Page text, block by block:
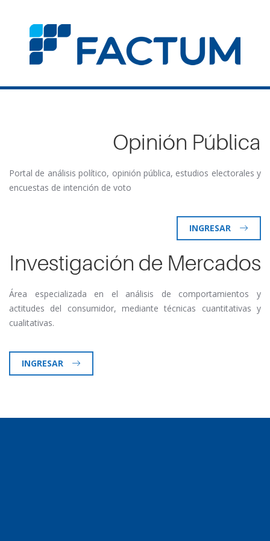
Opinión Pública
Portal de análisis político, opinión pública, estudios electorales y
encuestas de intención de voto
INGRESAR
Investigación de Mercados
Área especializada en el análisis de comportamientos y
actitudes del consumidor, mediante técnicas cuantitativas y
cualitativas.
INGRESAR